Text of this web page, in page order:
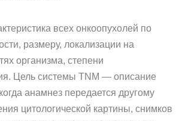
всех онкоопухолей по
размеру, локализации на
организма, степени
Цель системы TNM — описание
анамнез передается другому
цитологической картины, снимков